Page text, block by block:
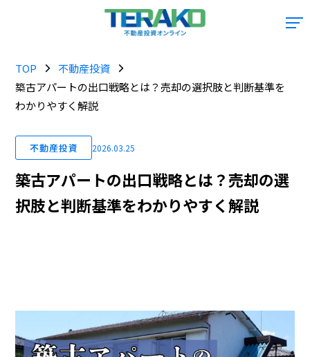
TOP
不動産投資
築古アパートの出口戦略とは？売却の選択肢と判断基準を
わかりやすく解説
不動産投資 2026.03.25
築古アパートの出口戦略とは？売却の選
択肢と判断基準をわかりやすく解説